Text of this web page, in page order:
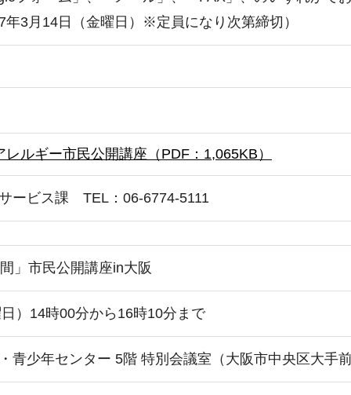
3月14日（金曜日）※定員になり次第締切）
ルギー市民公開講座（PDF：1,065KB）
ービス課 TEL：06-6774-5111
」市民公開講座in大阪
）14時00分から16時10分まで
青少年センター 5階 特別会議室（大阪市中央区大手